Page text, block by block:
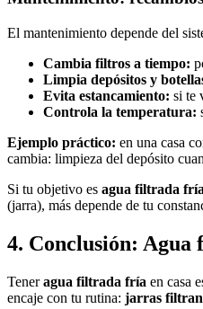
El mantenimiento depende del
Cambia filtros a tiempo:
Limpia depósitos y
Evita estancamiento: si te
Controla la temperatura:
Ejemplo práctico: en una casa
cambia: limpieza del depósito
Si tu objetivo es agua filtrada fría
(jarra), más depende de tu
4. Conclusión:
Teneragua filtrada fría en casa
encaje con tu rutina: jarras